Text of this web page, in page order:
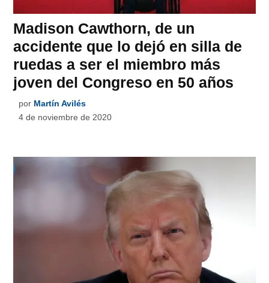
Madison Cawthorn, de un
accidente que lo dejó en silla de
ruedas a ser el miembro más
joven del Congreso en 50 años
por Martín Avilés
4 de noviembre de 2020